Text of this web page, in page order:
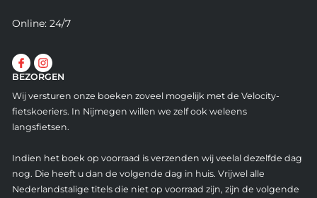
Online: 24/7
BEZORGEN
Wij versturen onze boeken zoveel mogelijk met de Velocity-
fietskoeriers. In Nijmegen willen we zelf ook weleens
langsfietsen.
Indien het boek op voorraad is verzenden wij veelal dezelfde dag
nog. Die heeft u dan de volgende dag in huis. Vrijwel alle
Nederlandstalige titels die niet op voorraad zijn, zijn de volgende